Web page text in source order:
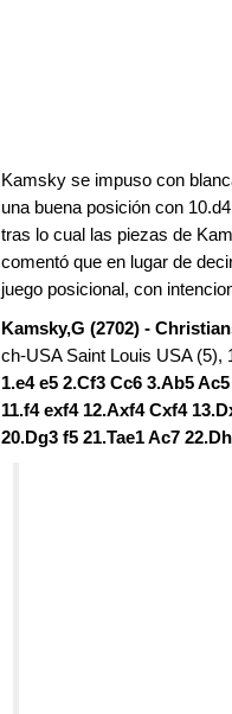
Kamsky se impuso con
una buena posición con
tras lo cual las piezas de
comentó que en lugar de
juego posicional, con
Kamsky,G (2702) -
ch-USA Saint Louis USA (5),
1.e4 e5 2.Cf3 Cc6 3.Ab5
11.f4 exf4 12.Axf4 Cxf4
20.Dg3 f5 21.Tae1 Ac7